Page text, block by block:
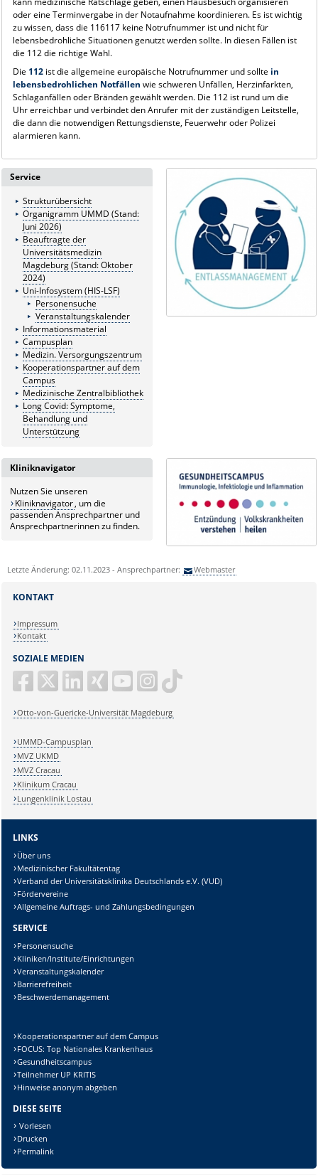
oder eine Terminvergabe in der Notaufnahme koordinieren. Es ist wichtig
zu wissen, dass die 116117 keine Notrufnummer ist und nicht für
lebensbedrohliche Situationen genutzt werden sollte. In diesen Fällen ist
die 112 die richtige Wahl.
Die 112 ist die allgemeine europäische Notrufnummer und sollte in
lebensbedrohlichen Notfällen wie schweren Unfällen, Herzinfarkten,
Schlaganfällen oder Bränden gewählt werden. Die 112 ist rund um die
Uhr erreichbar und verbindet den Anrufer mit der zuständigen Leitstelle,
die dann die notwendigen Rettungsdienste, Feuerwehr oder Polizei
alarmieren kann.
Service
Strukturübersicht
Organigramm UMMD (Stand:
Juni 2026)
Beauftragte der
Universitätsmedizin
Magdeburg (Stand: Oktober
2024)
Uni-Infosystem (HIS-LSF)
Personensuche
Veranstaltungskalender
Informationsmaterial
Campusplan
Medizin. Versorgungszentrum
Kooperationspartner auf dem
Campus
Medizinische Zentralbibliothek
Long Covid: Symptome,
Behandlung und
Unterstützung
Kliniknavigator
Nutzen Sie unseren
Kliniknavigator, um die
passenden Ansprechpartner und
Ansprechpartnerinnen zu finden.
Letzte Änderung: 02.11.2023 - Ansprechpartner: Webmaster
SOZIALE MEDIEN
Otto-von-Guericke-Universität Magdeburg
KONTAKT
Impressum
Kontakt
UMMD-Campusplan
MVZ UKMD
MVZ Cracau
Klinikum Cracau
Lungenklinik Lostau
LINKS
Über uns
Medizinischer Fakultätentag
Verband der Universitätsklinika Deutschlands e.V. (VUD)
Fördervereine
Allgemeine Auftrags- und Zahlungsbedingungen
SERVICE
Personensuche
Kliniken/Institute/Einrichtungen
Veranstaltungskalender
Barrierefreiheit
Beschwerdemanagement
Kooperationspartner auf dem Campus
FOCUS: Top Nationales Krankenhaus
Gesundheitscampus
Teilnehmer UP KRITIS
Hinweise anonym abgeben
DIESE SEITE
Vorlesen
Drucken
Permalink